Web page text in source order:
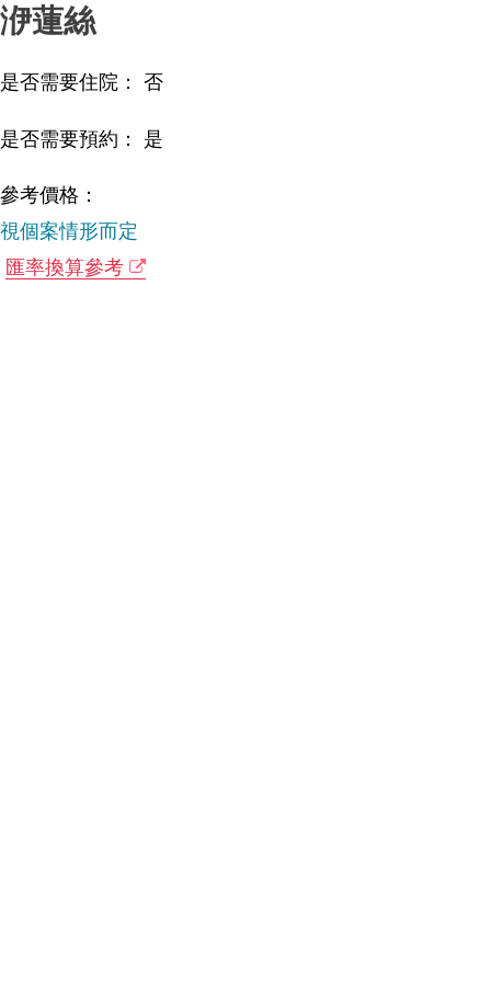
洢蓮絲
是否需要住院： 否
是否需要預約： 是
參考價格：
視個案情形而定
匯率換算參考